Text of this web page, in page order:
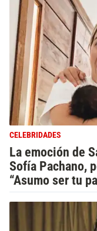
CELEBRIDADES
La emoción de
Sofía Pachano,
“Asumo ser tu